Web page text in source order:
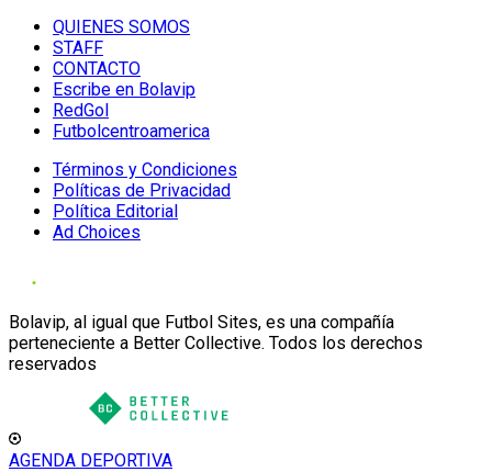
QUIENES SOMOS
STAFF
CONTACTO
Escribe en Bolavip
RedGol
Futbolcentroamerica
Términos y Condiciones
Políticas de Privacidad
Política Editorial
Ad Choices
Bolavip, al igual que Futbol Sites, es una compañía
perteneciente a Better Collective. Todos los derechos
reservados
AGENDA DEPORTIVA